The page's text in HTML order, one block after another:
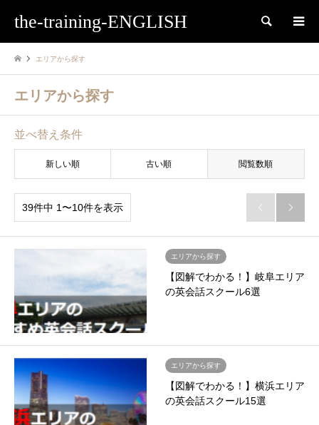
the-training-ENGLISH 検索
エリアから探す
エリアから探す
並べ替え条件
新しい順 古い順 閲覧数順
39件中 1〜10件を表示  
エリアから探す
【図解でわかる！】岐阜エリア
の英会話スクール6選
エリアから探す
【図解でわかる！】横浜エリア
の英会話スクール15選